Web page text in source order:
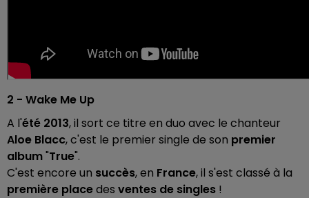
2 - Wake Me Up
A l'été 2013, il sort ce titre en duo avec le chanteur
Aloe Blacc, c'est le premier single de son premier
album"True".
C'est encore un succès, en France, il s'est classé à la
première placedes ventes de singles !